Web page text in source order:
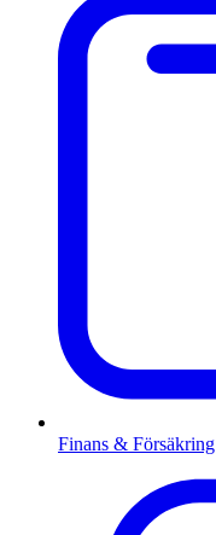
Finans & Försäkring